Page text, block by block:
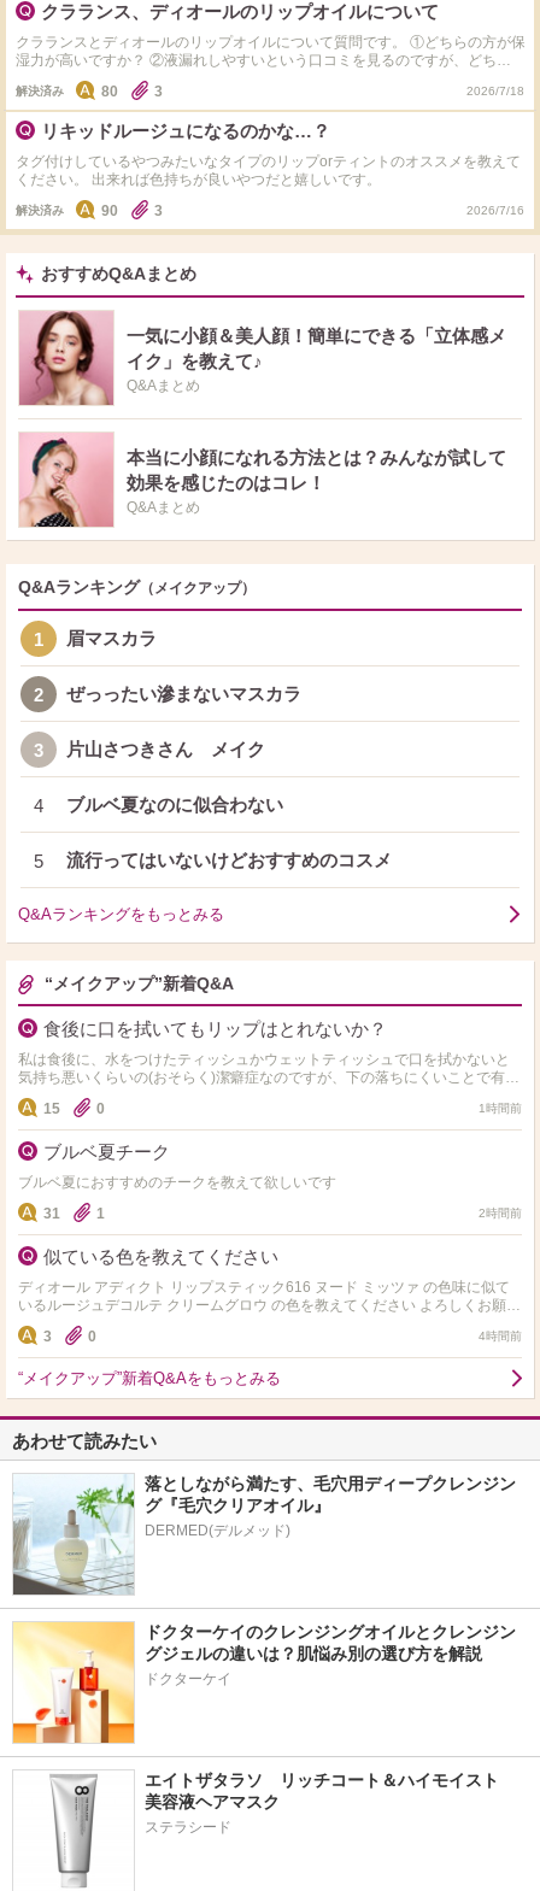
クラランス、ディオールのリップオイルについて
クラランスとディオールのリップオイルについて質問です。 ①どちらの方が保
湿力が高いですか？ ②液漏れしやすいという口コミを見るのですが、どちらの
方が液漏れしやすいですか？ ――――――――――――― ③他におすすめの
リップオイルがあれば教えてください。 どれか1つでもお答えいただけたらあ
りがたいです！
解決済み 80 3 2026/7/18
リキッドルージュになるのかな…？
タグ付けしているやつみたいなタイプのリップorティントのオススメを教えて
ください。 出来れば色持ちが良いやつだと嬉しいです。
解決済み 90 3 2026/7/16
おすすめQ&Aまとめ
一気に小顔＆美人顔！簡単にできる「立体感メ
イク」を教えて♪
Q&Aまとめ
本当に小顔になれる方法とは？みんなが試して
効果を感じたのはコレ！
Q&Aまとめ
Q&Aランキング （メイクアップ）
1 眉マスカラ
2 ぜっったい滲まないマスカラ
3 片山さつきさん メイク
4 ブルベ夏なのに似合わない
5 流行ってはいないけどおすすめのコスメ
Q&Aランキングをもっとみる
“メイクアップ”新着Q&A
食後に口を拭いてもリップはとれないか？
私は食後に、水をつけたティッシュかウェットティッシュで口を拭かないと
気持ち悪いくらいの(おそらく)潔癖症なのですが、下の落ちにくいことで有名
なティントを塗って食事をしてから口を濡れたものでガッと拭…
15 0 1時間前
ブルベ夏チーク
ブルベ夏におすすめのチークを教えて欲しいです
31
1 2時間前
似ている色を教えてください
ディオール アディクト リップスティック616 ヌード ミッツァ の色味に似て
いるルージュデコルテ クリームグロウ の色を教えてください よろしくお願い
します！
3 0 4時間前
“メイクアップ”新着Q&Aをもっとみる
あわせて読みたい
落としながら満たす、毛穴用ディープクレンジン
グ『毛穴クリアオイル』
ドクターケイのクレンジングオイルとクレンジン
グジェルの違いは？肌悩み別の選び方を解説
ドクターケイ
エイトザタラソ　リッチコート＆ハイモイスト
美容液ヘアマスク
ステラシード